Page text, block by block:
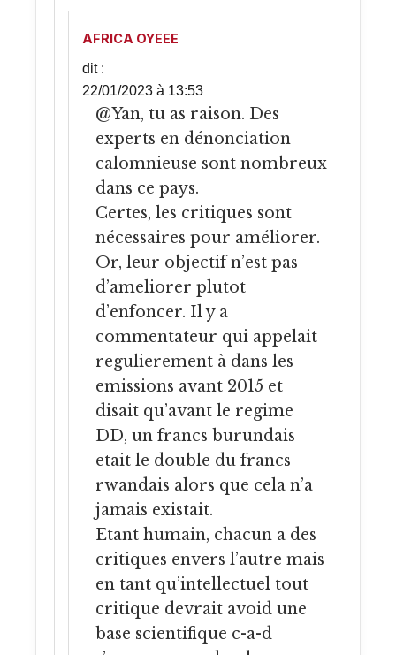
AFRICA OYEEE
dit :
22/01/2023 à 13:53
@Yan, tu as raison. Des
experts en dénonciation
calomnieuse sont nombreux
dans ce pays.
Certes, les critiques sont
nécessaires pour améliorer.
Or, leur objectif n’est pas
d’ameliorer plutot
d’enfoncer. Il y a
commentateur qui appelait
regulierement à dans les
emissions avant 2015 et
disait qu’avant le regime
DD, un francs burundais
etait le double du francs
rwandais alors que cela n’a
jamais existait.
Etant humain, chacun a des
critiques envers l’autre mais
en tant qu’intellectuel tout
critique devrait avoid une
base scientifique c-a-d